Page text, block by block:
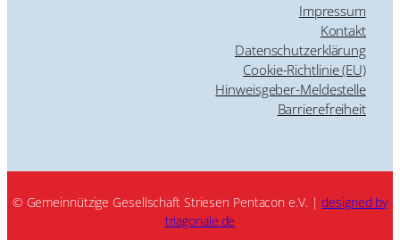
Impressum
Kontakt
Datenschutzerklärung
Cookie-Richtlinie (EU)
Hinweisgeber-Meldestelle
Barrierefreiheit
© Gemeinnützige Gesellschaft Striesen Pentacon e.V. |designed by
triagonale.de